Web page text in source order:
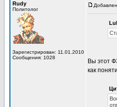
Rudy
Политолог
Зарегистрирован: 11.01.2010
Сообщения: 1028
Вы этот
как